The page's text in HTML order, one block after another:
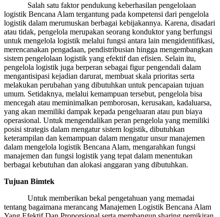
Salah satu faktor pendukung keberhasilan pengelolaan
logistik Bencana Alam tergantung pada kompetensi dari pengelola
logistik dalam merumuskan berbagai kebijakannya. Karena, disadari
atau tidak, pengelola merupakan seorang konduktor yang berfungsi
untuk mengelola logistik melalui fungsi antara lain mengidentifikasi,
merencanakan pengadaan, pendistribusian hingga mengembangkan
sistem pengelolaan logistik yang efektif dan efisien. Selain itu,
pengelola logistik juga berperan sebagai figur pengendali dalam
mengantisipasi kejadian darurat, membuat skala prioritas serta
melakukan perubahan yang dibutuhkan untuk pencapaian tujuan
umum. Setidaknya, melalui kemampuan tersebut, pengelola bisa
mencegah atau meminimalkan pemborosan, kerusakan, kadaluarsa,
yang akan memiliki dampak kepada pengeluaran atau pun biaya
operasional. Untuk mengendalikan peran pengelola yang memiliki
posisi strategis dalam mengatur sistem logistik, dibutuhkan
keterampilan dan kemampuan dalam mengatur unsur manajemen
dalam mengelola logistik Bencana Alam, mengarahkan fungsi
manajemen dan fungsi logistik yang tepat dalam menentukan
berbagai kebutuhan dan alokasi anggaran yang dibutuhkan.
Tujuan Bimtek
Untuk memberikan bekal pengetahuan yang memadai
tentang bagaimana merancang Manajemen Logistik Bencana Alam